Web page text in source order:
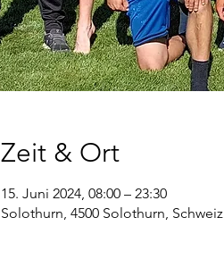
Zeit & Ort
15. Juni 2024, 08:00 – 23:30
Solothurn, 4500 Solothurn, Schweiz